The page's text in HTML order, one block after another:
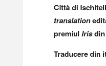
Città di
translation
premiul Irisdin
Traducere din